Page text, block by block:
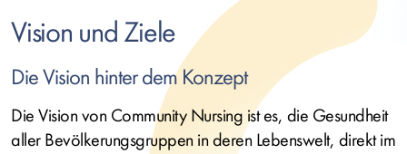
Vision und Ziele
Die Vision hinter dem Konzept
Die Vision von Community Nursing ist es, die Gesundheit
aller Bevölkerungsgruppen in deren Lebenswelt, direkt im